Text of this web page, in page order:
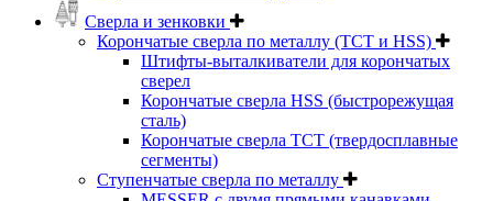
Сверла и зенковки
Корончатые сверла по металлу (TCT и HSS)
Штифты-выталкиватели для корончатых
сверел
Корончатые сверла HSS (быстрорежущая
сталь)
Корончатые сверла TCT (твердосплавные
сегменты)
Ступенчатые сверла по металлу